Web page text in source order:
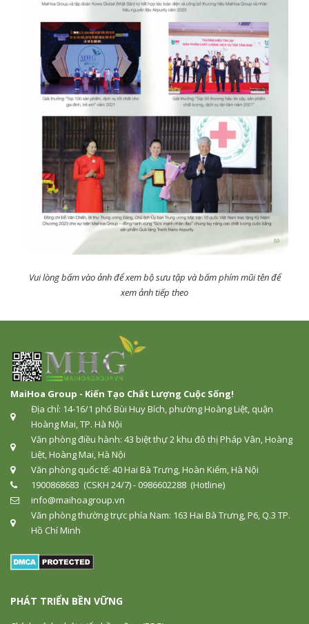
Vui lòng bấm vào ảnh để xem bộ sưu tập và bấm phím mũi tên để
xem ảnh tiếp theo
MaiHoa Group - Kiến Tạo Chất Lượng Cuộc Sống!
Địa chỉ: 14-16/1 phố Bùi Huy Bích, phường Hoàng Liệt, quận
Hoàng Mai, TP. Hà Nội
Văn phòng điều hành: 43 biệt thự 2 khu đô thị Pháp Vân, Hoàng
Liệt, Hoàng Mai, Hà Nội
Văn phòng quốc tế: 40 Hai Bà Trưng, Hoàn Kiếm, Hà Nội
1900868683 (CSKH 24/7) - 0986602288 (Hotline)
info@maihoagroup.vn
Văn phòng thường trực phía Nam: 163 Hai Bà Trưng, P6, Q.3 TP.
Hồ Chí Minh
PHÁT TRIỂN BỀN VỮNG